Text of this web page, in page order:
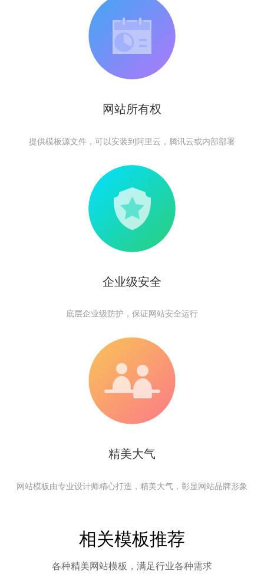
网站所有权
提供模板源文件，可以安装到阿里云，腾讯云或内部部署
企业级安全
底层企业级防护，保证网站安全运行
精美大气
网站模板由专业设计师精心打造，精美大气，彰显网站品牌形象
相关模板推荐
各种精美网站模板，满足行业各种需求